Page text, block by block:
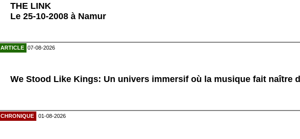
THE LINK
Le 25-10-2008 à Namur
ARTICLE 07-08-2026
We Stood Like Kings: Un univers immersif où la musique fait naître
CHRONIQUE 01-08-2026